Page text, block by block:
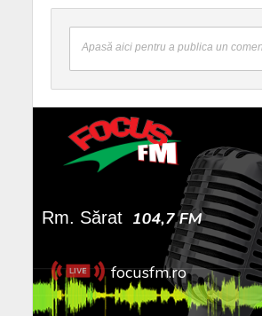
Apasă aici pentru a publica un